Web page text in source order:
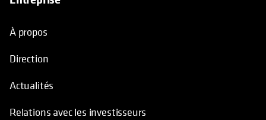
À propos
Direction
Actualités
Relations avec les investisseurs